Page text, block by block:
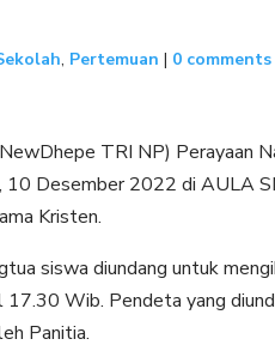
, Pertemuan | 0 comments
TRI NP) Perayaan
Desember 2022 di AULA
Kristen.
siswa diundang untuk
Wib. Pendeta yang
Panitia.